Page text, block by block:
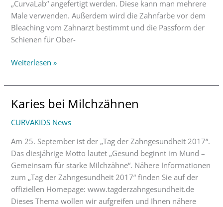
„CurvaLab“ angefertigt werden. Diese kann man mehrere
Male verwenden. Außerdem wird die Zahnfarbe vor dem
Bleaching vom Zahnarzt bestimmt und die Passform der
Schienen für Ober-
Weiterlesen »
Karies bei Milchzähnen
CURVAKIDS News
Am 25. September ist der „Tag der Zahngesundheit 2017“.
Das diesjährige Motto lautet „Gesund beginnt im Mund –
Gemeinsam für starke Milchzähne“. Nähere Informationen
zum „Tag der Zahngesundheit 2017“ finden Sie auf der
offiziellen Homepage: www.tagderzahngesundheit.de
Dieses Thema wollen wir aufgreifen und Ihnen nähere
Karies
Milchzähnen